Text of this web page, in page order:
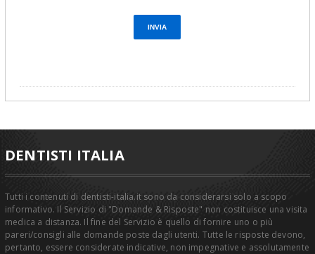
DENTISTI ITALIA
Tutti i contenuti di dentisti-italia.it sono da considerarsi solo a scopo
informativo. Il Servizio di "Domande & Risposte" non costituisce una visita
medica a distanza. Il fine del Servizio è quello di fornire uno o più
pareri/consigli alle domande poste dagli utenti. Tutte le risposte devono,
pertanto, essere considerate indicative, non impegnative e assolutamente